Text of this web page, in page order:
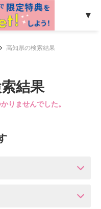
高知県の検索結果
結果
りませんでした。